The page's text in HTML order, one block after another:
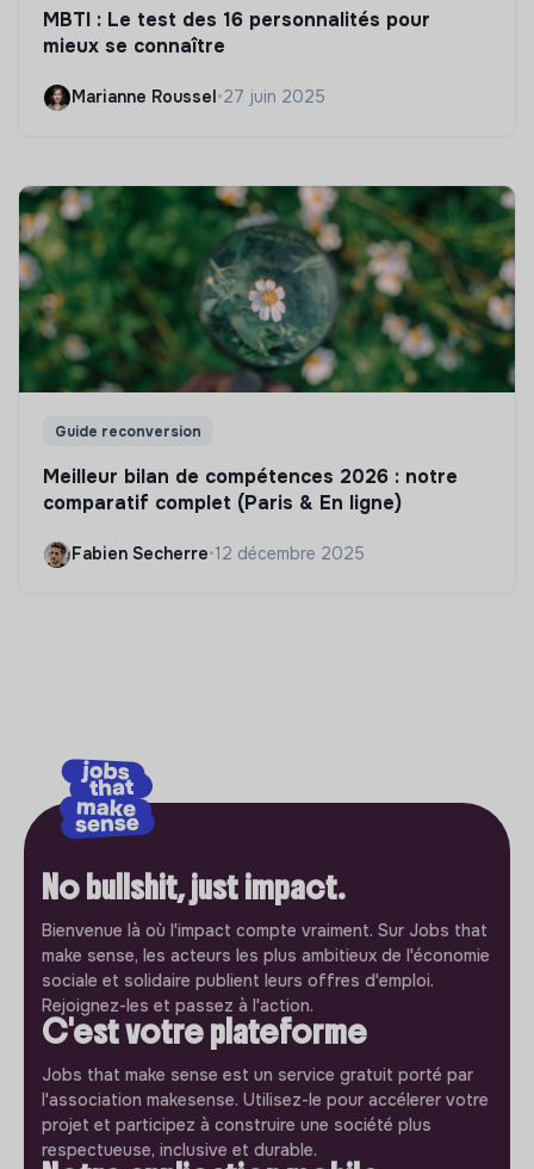
MBTI : Le test des 16 personnalités pour
mieux se connaître
Marianne Roussel •27 juin 2025
Guide reconversion
Meilleur bilan de compétences 2026 : notre
comparatif complet (Paris & En ligne)
Fabien Secherre•12 décembre 2025
No bullshit, just impact.
Bienvenue là où l'impact compte vraiment. Sur Jobs that
make sense, les acteurs les plus ambitieux de l'économie
sociale et solidaire publient leurs offres d'emploi.
Rejoignez-les et passez à l'action.
C'est votre plateforme
Jobs that make sense est un service gratuit porté par
l'association makesense. Utilisez-le pour accélerer votre
projet et participez à construire une société plus
respectueuse, inclusive et durable.